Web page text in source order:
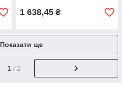
1 638,45 ₴
Показати ще
1 / 2